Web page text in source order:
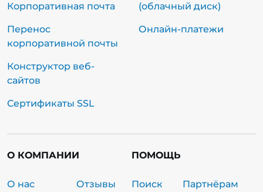
Корпоративная почта
Перенос
корпоративной почты
Конструктор веб-
сайтов
Сертификаты SSL
(облачный диск)
Онлайн-платежи
О КОМПАНИИ
О нас
Отзывы
ПОМОЩЬ
Поиск
Партнёрам